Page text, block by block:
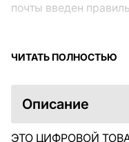
почты введен
загрузки, не
ознакомиться с
интересующие Вас
свяжитесь с
ЧИТАТЬ ПОЛНОСТЬЮ
Описание
ЭТО ЦИФРОВОЙ